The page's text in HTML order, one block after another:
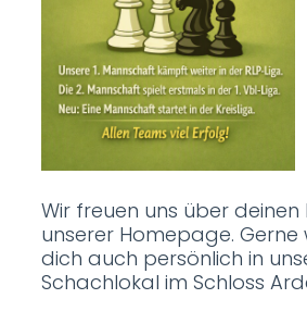
Wir freuen uns über deinen
unserer Homepage. Gerne
dich auch persönlich in
Schachlokal im Schloss